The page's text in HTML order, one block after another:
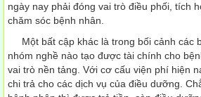
ngày nay phải đóng vai trò điều phối, tích
chăm sóc bệnh nhân.
Một bất cập khác là trong bối cảnh các
nhóm nghề nào tạo được tài chính cho
vai trò nền tảng. Với cơ cấu viện phí hiện
chi trả cho các dịch vụ của điều dưỡng.